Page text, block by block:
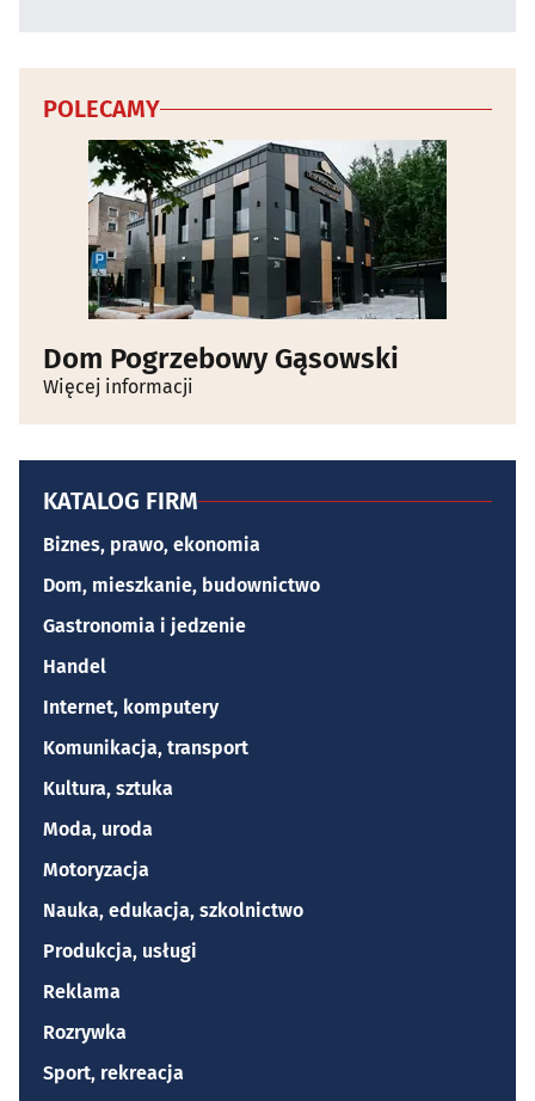
POLECAMY
Dom Pogrzebowy Gąsowski
Więcej informacji
KATALOG FIRM
Biznes, prawo, ekonomia
Dom, mieszkanie, budownictwo
Gastronomia i jedzenie
Handel
Internet, komputery
Komunikacja, transport
Kultura, sztuka
Moda, uroda
Motoryzacja
Nauka, edukacja, szkolnictwo
Produkcja, usługi
Reklama
Rozrywka
Sport, rekreacja